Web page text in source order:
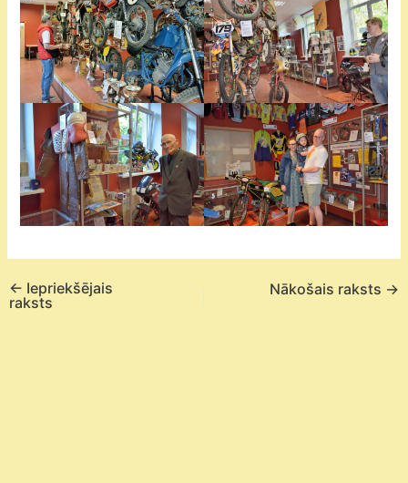
← Iepriekšējais
raksts
Nākošais raksts →